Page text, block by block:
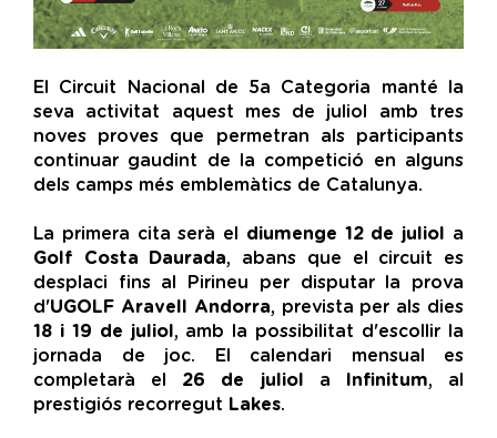
El Circuit Nacional de 5a Categoria manté la
seva activitat aquest mes de juliol amb tres
noves proves que permetran als participants
continuar gaudint de la competició en alguns
dels camps més emblemàtics de Catalunya.
La primera cita serà el diumenge 12 de juliol a
Golf Costa Daurada, abans que el circuit es
desplaci fins al Pirineu per disputar la prova
d'UGOLF Aravell Andorra, prevista per als dies
18 i 19 de juliol, amb la possibilitat d'escollir la
jornada de joc. El calendari mensual es
completarà el 26 de juliol a Infinitum, al
prestigiós recorregut Lakes.